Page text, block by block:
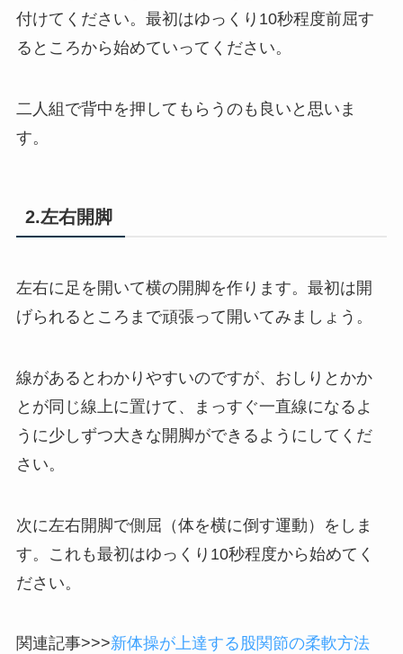
付けてください。最初はゆっくり10秒程度前屈す
るところから始めていってください。
二人組で背中を押してもらうのも良いと思いま
す。
2.左右開脚
左右に足を開いて横の開脚を作ります。最初は開
げられるところまで頑張って開いてみましょう。
線があるとわかりやすいのですが、おしりとかか
とが同じ線上に置けて、まっすぐ一直線になるよ
うに少しずつ大きな開脚ができるようにしてくだ
さい。
次に左右開脚で側屈（体を横に倒す運動）をしま
す。これも最初はゆっくり10秒程度から始めてく
ださい。
関連記事>>>新体操が上達する股関節の柔軟方法